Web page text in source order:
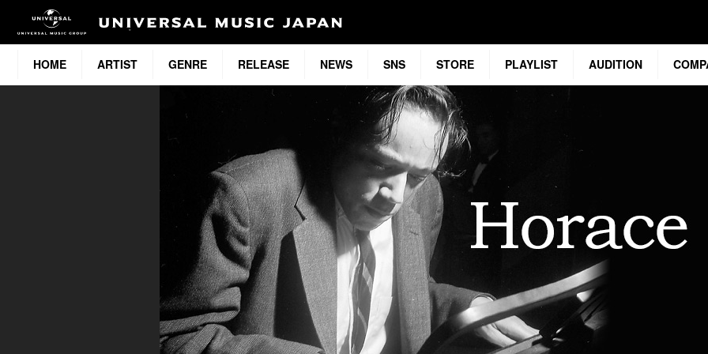
HOME ARTIST GENRE RELEASE NEWS SNS STORE PLAYLIST AUDITION